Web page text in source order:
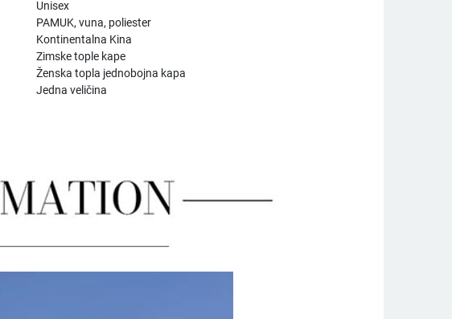
Unisex
PAMUK, vuna, poliester
Kontinentalna Kina
Zimske tople kape
Ženska topla jednobojna kapa
Jedna veličina